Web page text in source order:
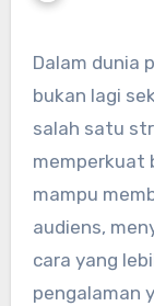
Dalam dunia pemasaran modern, storytelling
bukan lagi
salah satu
memperkuat
mampu
audiens,
cara yang
pengalaman